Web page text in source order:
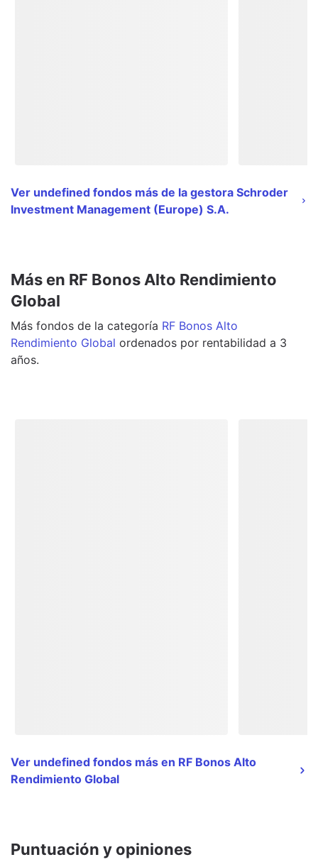
Ver undefined fondos más de la gestora Schroder
Investment Management (Europe) S.A.
Más en RF Bonos Alto Rendimiento
Global
Más fondos de la categoría RF Bonos Alto
Rendimiento Global ordenados por rentabilidad a 3
años.
Ver undefined fondos más en RF Bonos Alto
Rendimiento Global
Puntuación y opiniones